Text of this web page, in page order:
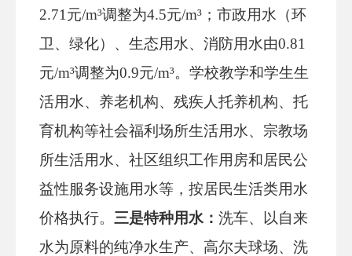
2.71元/m³调整为4.5元/m³ ； 市政用水（环
卫、绿化）、生态用水、消防用水由0.81
元/m³调整为0.9元/m³。 学校教学和学生生
活用水、养老机构、残疾人托养机构、托
育机构等社会福利场所生活用水、宗教场
所生活用水、社区组织工作用房和居民公
益性服务设施用水等，按居民生活类用水
价格执行。 三是特种用水 ： 洗车、以自来
水为原料的纯净水生产、高尔夫球场、洗